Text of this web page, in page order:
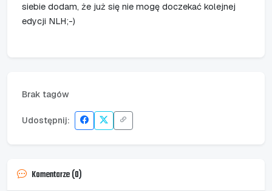
siebie dodam, że już się nie mogę doczekać kolejnej
edycji NLH;-)
Brak tagów
Udostępnij:
Komentarze (0)